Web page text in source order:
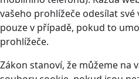
vašeho prohlížeče odesílat
pouze v případě, pokud to
prohlížeče.
Zákon stanoví, že můžeme na